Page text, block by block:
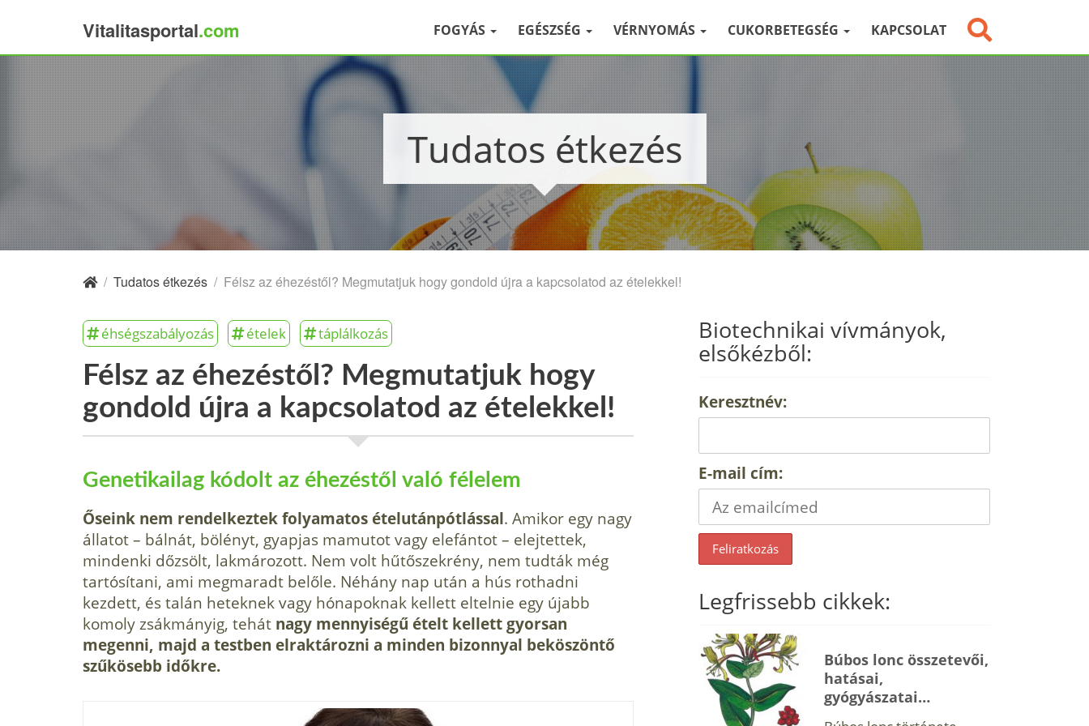
Vitalitasportal.com FOGYÁS EGÉSZSÉG VÉRNYOMÁS CUKORBETEGSÉG KAPCSOLAT
Tudatos étkezés
/ Tudatos étkezés / Félsz az éhezéstől? Megmutatjuk hogy gondold újra a kapcsolatod az ételekkel!
éhségszabályozás ételek táplálkozás
Félsz az éhezéstől? Megmutatjuk hogy
gondold újra a kapcsolatod az ételekkel!
Genetikailag kódolt az éhezéstől való félelem
Őseink nem rendelkeztek folyamatos ételutánpótlással. Amikor egy nagy
állatot – bálnát, bölényt, gyapjas mamutot vagy elefántot – elejtettek,
mindenki dőzsölt, lakmározott. Nem volt hűtőszekrény, nem tudták még
tartósítani, ami megmaradt belőle. Néhány nap után a hús rothadni
kezdett, és talán heteknek vagy hónapoknak kellett eltelnie egy újabb
komoly zsákmányig, tehát nagy mennyiségű ételt kellett gyorsan
megenni, majd a testben elraktározni a minden bizonnyal beköszöntő
szűkösebb időkre.
Biotechnikai vívmányok,
elsőkézből:
Keresztnév:
E-mail cím:
Legfrissebb cikkek:
Búbos lonc összetevői,
hatásai,
gyógyászatai…
×